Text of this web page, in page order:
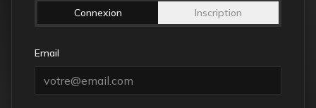
Connexion Inscription
Email